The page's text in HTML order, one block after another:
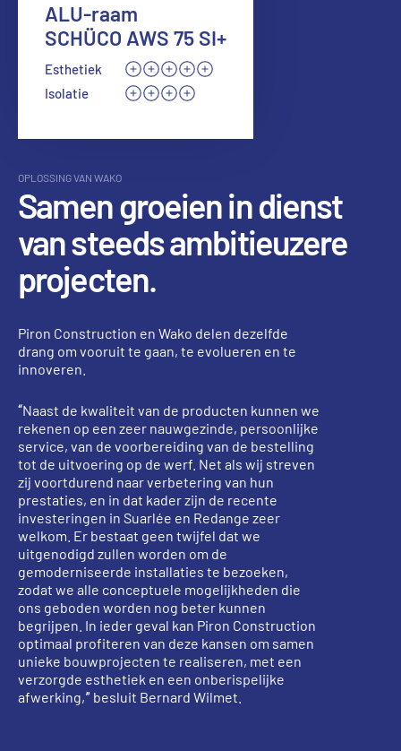
ALU-raam
SCHÜCO AWS 75 SI+
Esthetiek
Isolatie
OPLOSSING VAN WAKO
Samen groeien in dienst
van steeds ambitieuzere
projecten.
Piron Construction en Wako delen dezelfde
drang om vooruit te gaan, te evolueren en te
innoveren.
“Naast de kwaliteit van de producten kunnen we
rekenen op een zeer nauwgezinde, persoonlijke
service, van de voorbereiding van de bestelling
tot de uitvoering op de werf. Net als wij streven
zij voortdurend naar verbetering van hun
prestaties, en in dat kader zijn de recente
investeringen in Suarlée en Redange zeer
welkom. Er bestaat geen twijfel dat we
uitgenodigd zullen worden om de
gemoderniseerde installaties te bezoeken,
zodat we alle conceptuele mogelijkheden die
ons geboden worden nog beter kunnen
begrijpen. In ieder geval kan Piron Construction
optimaal profiteren van deze kansen om samen
unieke bouwprojecten te realiseren, met een
verzorgde esthetiek en een onberispelijke
afwerking,” besluit Bernard Wilmet.